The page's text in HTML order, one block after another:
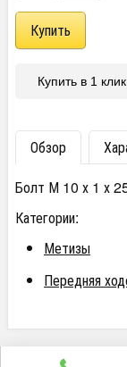
Купить в 1 клик
Обзор
Болт М 10 х 1 х
Категории:
Метизы
Передняя
г.